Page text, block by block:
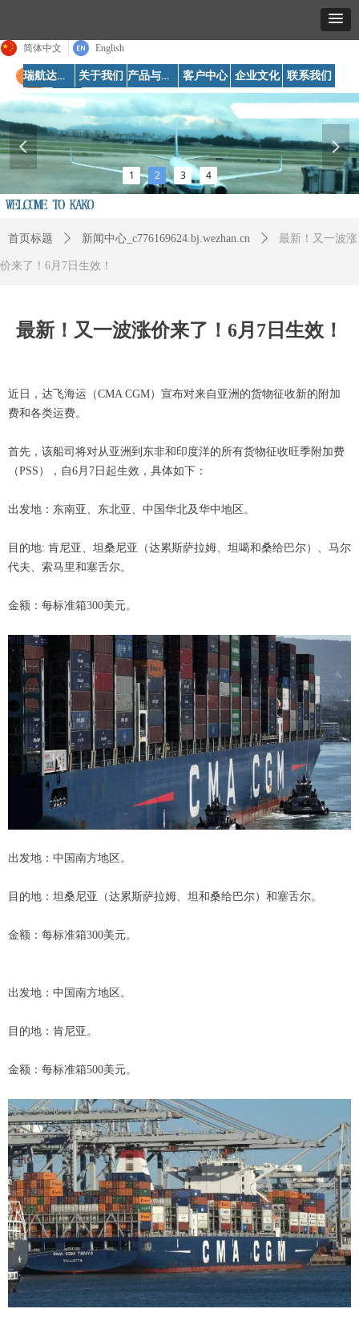
1 2 3 4
넳 넲
简体中文 English
瑞航达首页 关于我们 产品与服务 客户中心 企业文化 联系我们
首页标题 ꄲ 新闻中心_c776169624.bj.wezhan.cn ꄲ 最新！又一波涨
价来了！6月7日生效！
最新！又一波涨价来了！6月7日生效！
近日，达飞海运（CMA CGM）宣布对来自亚洲的货物征收新的附加
费和各类运费。
首先，该船司将对从亚洲到东非和印度洋的所有货物征收旺季附加费
（PSS），自6月7日起生效，具体如下：
出发地：东南亚、东北亚、中国华北及华中地区。
目的地: 肯尼亚、坦桑尼亚（达累斯萨拉姆、坦噶和桑给巴尔）、马尔
代夫、索马里和塞舌尔。
金额：每标准箱300美元。
出发地：中国南方地区。
目的地：坦桑尼亚（达累斯萨拉姆、坦和桑给巴尔）和塞舌尔。
金额：每标准箱300美元。
出发地：中国南方地区。
目的地：肯尼亚。
金额：每标准箱500美元。